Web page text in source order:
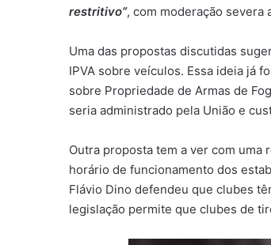
restritivo”, com moderação severa
Uma das propostas discutidas
IPVA sobre veículos. Essa ideia já
sobre Propriedade de Armas de
seria administrado pela União e
Outra proposta tem a ver com
horário de funcionamento dos
Flávio Dino defendeu que clubes
legislação permite que clubes de